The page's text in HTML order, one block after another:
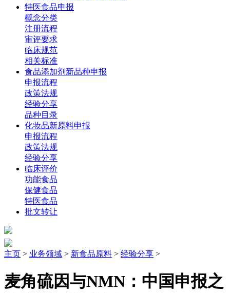
特医食品申报
概念分类
注册流程
审评要求
临床规范
相关标准
食品添加剂新品种申报
申报流程
政策法规
经验分享
品种目录
化妆品新原料申报
申报流程
政策法规
经验分享
临床评价
功能食品
保健食品
特医食品
批文转让
主页 > 业务领域 > 新食品原料 > 经验分享 >
麦角硫因与NMN：中国申报之